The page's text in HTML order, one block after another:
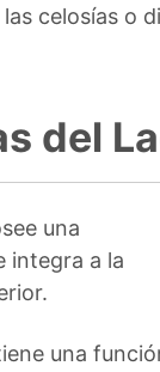
celosías o
del
una
integra a la
una